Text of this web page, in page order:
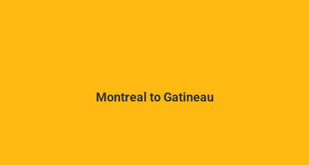
Montreal to Gatineau